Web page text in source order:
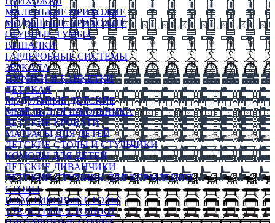
МАЛЕНЬКИЕ ПРИХОЖИЕ
МОДУЛЬНЫЕ ПРИХОЖИЕ
ОБУВНЫЕ ТУМБЫ
ВЕШАЛКИ
ГАРДЕРОБНЫЕ СИСТЕМЫ
ЗЕРКАЛА
ПУФИКИ И БАНКЕТКИ
ДЕТСКАЯ
МОДУЛЬНЫЕ ДЕТСКИЕ
МЕБЕЛЬ ДЛЯ ШКОЛЬНИКА
ДЕТСКИЕ КРОВАТИ
МАТРАСЫ ДЛЯ ДЕТЕЙ
ДЕТСКИЕ СТОЛЫ И СТУЛЬЧИКИ
КОМОДЫ ДЛЯ ДЕТЕЙ
ДЕТСКИЕ ДИВАНЧИКИ
ДЕТСКИЙ СТУЛЬЧИК ДЛЯ КОРМЛЕНИЯ
СТОЛЫ
ПЛАСТИКОВЫЕ СТОЛЫ
ТУАЛЕТНЫЕ СТОЛИКИ